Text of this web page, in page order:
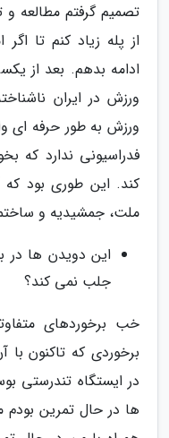
تصمیم گرفتم مطالعه و
از پله زیاد کنم تا
ادامه بدهم. بعد از
ورزش در ایران
ورزش به طور حرفه ای
فدراسیونی ندارد که
کند. این طوری بود که
ملت، جمشیدیه و
این دویدن ها در
جلب نمی کند؟
خب برخوردهای
برخوردی که تاکنون با
در ایستگاه تندرستی
ها در حال تمرین بودم